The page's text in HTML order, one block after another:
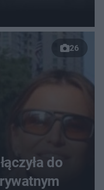
26
do